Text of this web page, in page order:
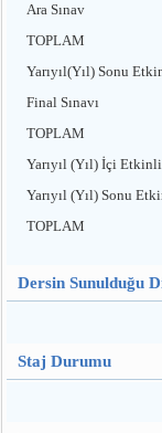
Ara Sınav
TOPLAM
Yarıyıl(Yıl) Sonu
Final Sınavı
TOPLAM
Yarıyıl (Yıl) İçi
Yarıyıl (Yıl) Sonu
TOPLAM
Dersin Sunulduğu
Staj Durumu